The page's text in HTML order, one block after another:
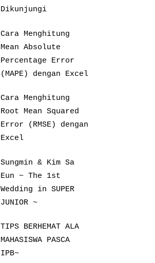
Dikunjungi
Cara Menghitung
Mean Absolute
Percentage Error
(MAPE) dengan Excel
Cara Menghitung
Root Mean Squared
Error (RMSE) dengan
Excel
Sungmin & Kim Sa
Eun ~ The 1st
Wedding in SUPER
JUNIOR ~
TIPS BERHEMAT ALA
MAHASISWA PASCA
IPB~